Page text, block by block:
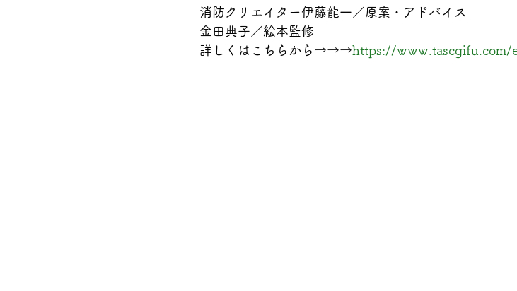
消防クリエイター伊藤龍一／原案・アドバイス
金田典子／絵本監修
詳しくはこちらから→→→https://www.tascgifu.com/